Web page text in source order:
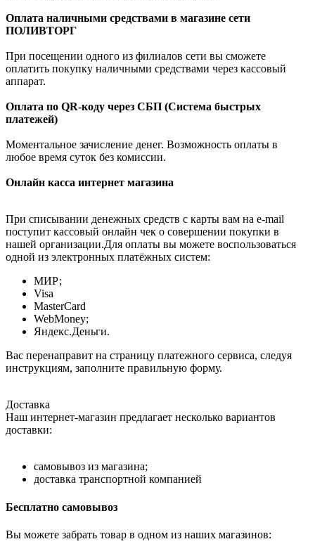
Оплата наличными средствами в магазине сети
ПОЛИВТОРГ
При посещении одного из филиалов сети вы сможете
оплатить покупку наличными средствами через кассовый
аппарат.
Оплата по QR-коду через СБП (Система быстрых
платежей)
Моментальное зачисление денег. Возможность оплаты в
любое время суток без комиссии.
Онлайн касса интернет магазина
При списывании денежных средств с карты вам на e-mail
поступит кассовый онлайн чек о совершении покупки в
нашей организации.Для оплаты вы можете воспользоваться
одной из электронных платёжных систем:
МИР;
Visa
MasterCard
WebMoney;
Яндекс.Деньги.
Вас перенаправит на страницу платежного сервиса, следуя
инструкциям, заполните правильную форму.
Доставка
Наш интернет-магазин предлагает несколько вариантов
доставки:
самовывоз из магазина;
доставка транспортной компанией
Бесплатно самовывоз
Вы можете забрать товар в одном из наших магазинов: